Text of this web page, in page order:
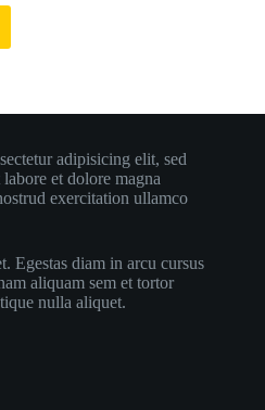
adipisicing elit, sed
et dolore magna
exercitation ullamco
Egestas diam in arcu cursus
aliquam sem et tortor
nulla aliquet.